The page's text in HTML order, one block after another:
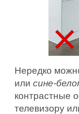
Нередко
или сине-
контрастные
телевизору